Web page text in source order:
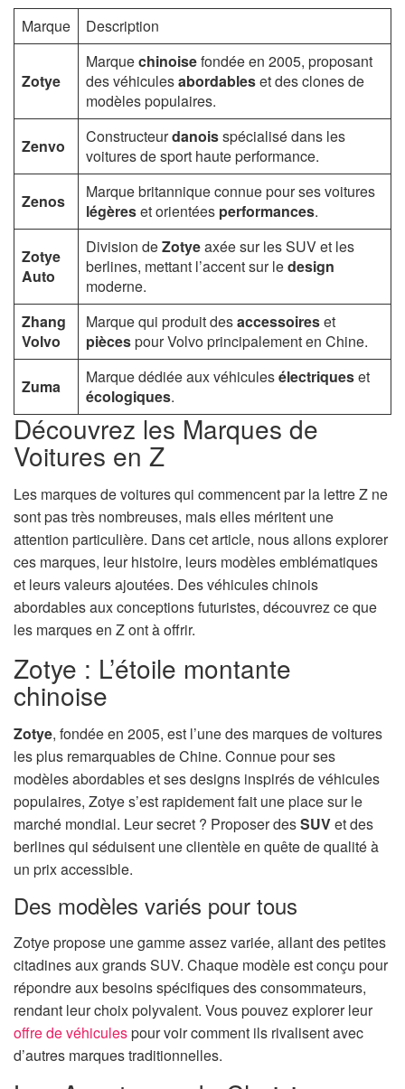
Marque Description
Zotye
Marquechinoisefondée en 2005, proposant
des véhiculesabordableset des clones de
modèles populaires.
Zenvo Constructeurdanoisspécialisé dans les
voitures de sport haute performance.
Zenos
Marque britannique connue pour ses voitures
légèreset orientées performances.
Zotye
Auto
Division deZotyeaxée sur les SUV et les
berlines, mettant l’accent sur ledesign
moderne.
Zhang
Volvo
Marque qui produit desaccessoireset
piècespour Volvo principalement en Chine.
Zuma Marque dédiée aux véhiculesélectriqueset
écologiques.
Découvrez les Marques de
Voitures en Z
Les marques de voitures qui commencent par la lettre Z ne
sont pas très nombreuses, mais elles méritent une
attention particulière. Dans cet article, nous allons explorer
ces marques, leur histoire, leurs modèles emblématiques
et leurs valeurs ajoutées. Des véhicules chinois
abordables aux conceptions futuristes, découvrez ce que
les marques en Z ont à offrir.
Zotye : L’étoile montante
chinoise
Zotye, fondée en 2005, est l’une des marques de voitures
les plus remarquables de Chine. Connue pour ses
modèles abordables et ses designs inspirés de véhicules
populaires, Zotye s’est rapidement fait une place sur le
marché mondial. Leur secret ? Proposer desSUVet des
berlines qui séduisent une clientèle en quête de qualité à
un prix accessible.
Des modèles variés pour tous
Zotye propose une gamme assez variée, allant des petites
citadines aux grands SUV. Chaque modèle est conçu pour
répondre aux besoins spécifiques des consommateurs,
rendant leur choix polyvalent. Vous pouvez explorer leur
offre de véhiculespour voir comment ils rivalisent avec
d’autres marques traditionnelles.